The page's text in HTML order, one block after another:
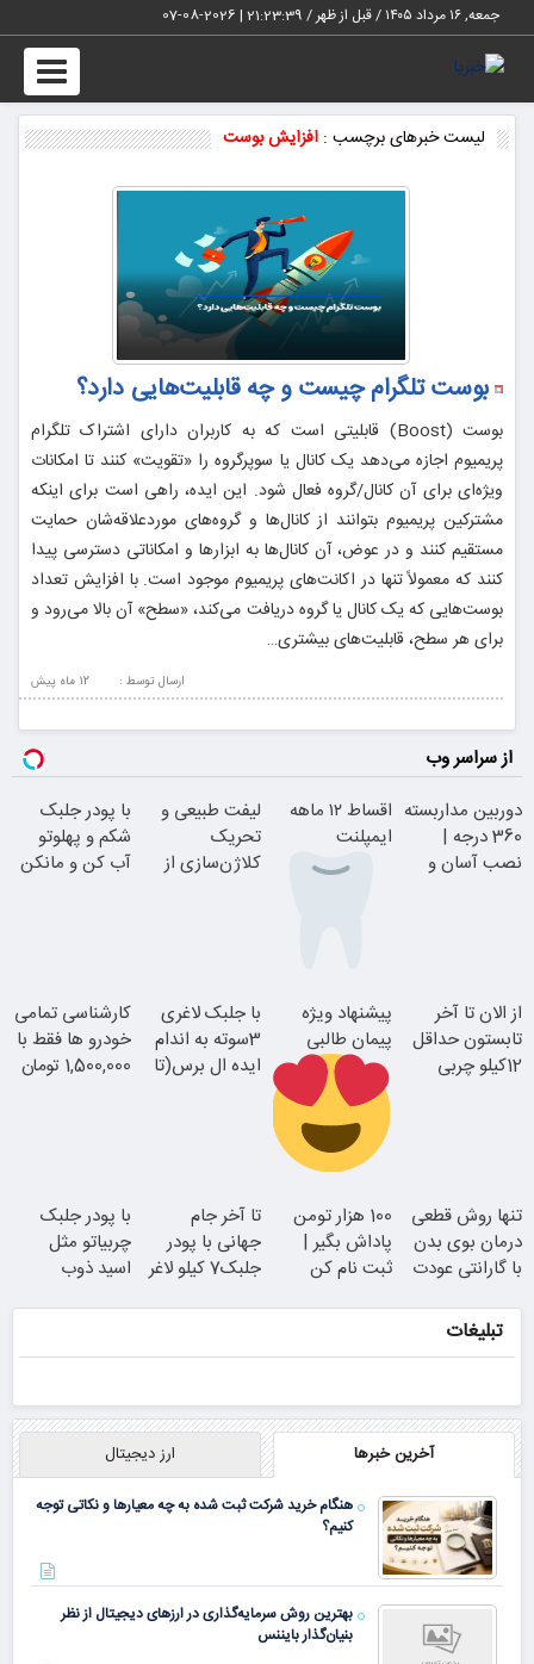
جمعه, ۱۶ مرداد ۱۴۰۵ / قبل از ظهر / 21:23:40
|
2026-08-07
Toggle
لیست خبرهای برچسب : افزایش بوست
بوست تلگرام چیست و چه قابلیت‌هایی دارد؟
بوست (Boost) قابلیتی است که به کاربران دارای اشتراک تلگرام
پریمیوم اجازه می‌دهد یک کانال یا سوپرگروه را «تقویت» کنند تا امکانات
ویژه‌ای برای آن کانال/گروه فعال شود. این ایده، راهی است برای اینکه
مشترکین پریمیوم بتوانند از کانال‌ها و گروه‌های موردعلاقه‌شان حمایت
مستقیم کنند و در عوض، آن کانال‌ها به ابزارها و امکاناتی دسترسی پیدا
کنند که معمولاً تنها در اکانت‌های پریمیوم موجود است. با افزایش تعداد
بوست‌هایی که یک کانال یا گروه دریافت می‌کند، «سطح» آن بالا می‌رود و
برای هر سطح، قابلیت‌های بیشتری…
12 ماه پيش ارسال توسط :
از سراسر وب
دوربین مداربسته
360 درجه |
نصب آسان و
اقساط ۱۲ ماهه
ایمپلنت
ضامن؛ همین
امروز اقدام کن
لیفت طبیعی و
تحریک
کلاژن‌سازی از
جوان شو
با پودر جلبک
شکم و پهلوتو
آب کن و مانکن
از الان تا آخر
تابستون حداقل
12کیلو چربی
پیشنهاد ویژه
پیمان طالبی
با تخفیف ویژه
با جلبک لاغری
3سوته به اندام
ایده ال برس(تا
کارشناسی تمامی
خودرو ها فقط با
1,500,000 تومان
تنها روش قطعی
درمان بوی بدن
با گارانتی عودت
همین الان ببین
100 هزار تومن
پاداش بگیر |
ثبت نام کن
تا آخر جام
جهانی با پودر
جلبک7 کیلو لاغر
با پودر جلبک
چربیاتو مثل
اسید ذوب
تبلیغات
آخرین خبرها ارز دیجیتال
هنگام خرید شرکت ثبت شده به چه معیارها و نکاتی توجه
کنیم؟
بهترین روش سرمایه‌گذاری در ارزهای دیجیتال از نظر
بنیان‌گذار بایننس